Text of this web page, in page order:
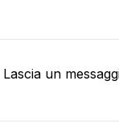
Lascia un